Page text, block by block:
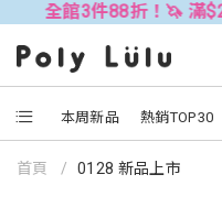
件88折！🦄 滿$2500折
本周新品 熱銷TOP30
首頁 0128 新品上市